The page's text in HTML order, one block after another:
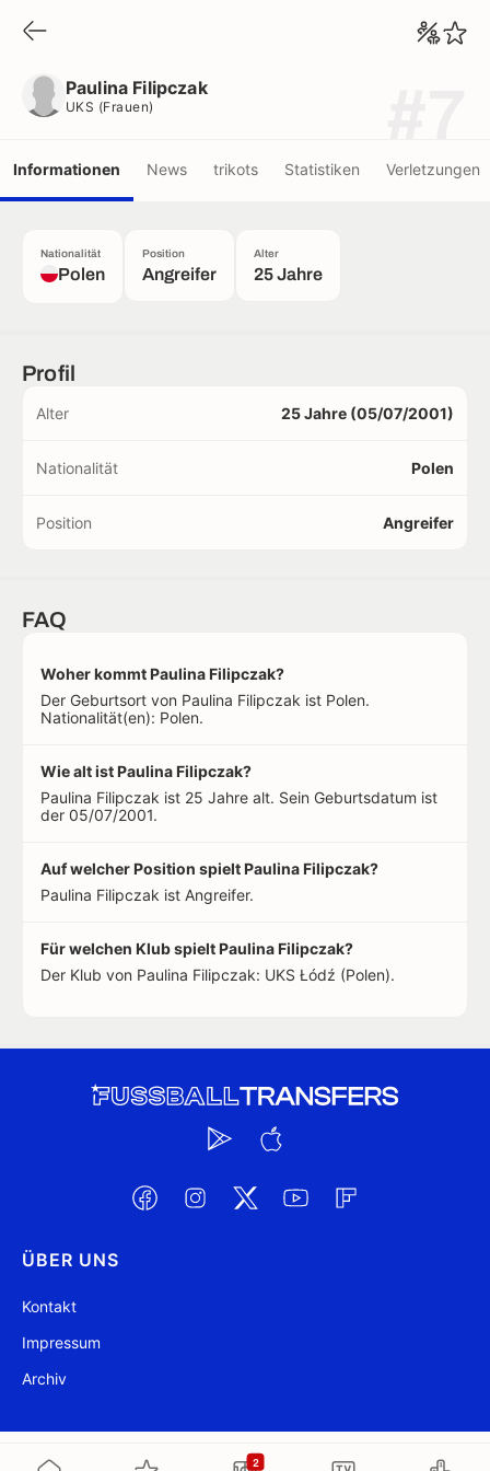
2
Paulina Filipczak
UKS (frauen)
Informationen News trikots Statistiken Verletzungen
Nationalität
Polen
Position
Angreifer
Alter
25 Jahre
Profil
Alter 25 Jahre (05/07/2001)
Nationalität Polen
Position Angreifer
FAQ
Woher kommt Paulina Filipczak?
Der Geburtsort von Paulina Filipczak ist Polen.
Nationalität(en): Polen.
Wie alt ist Paulina Filipczak?
Paulina Filipczak ist 25 Jahre alt. Sein Geburtsdatum ist
der 05/07/2001.
Auf welcher Position spielt Paulina Filipczak?
Paulina Filipczak ist Angreifer.
Für welchen Klub spielt Paulina Filipczak?
Der Klub von Paulina Filipczak: UKS Łódź (Polen).
ÜBER UNS
Kontakt
Impressum
Archiv
@ FussballTransfers.com 2009-2026